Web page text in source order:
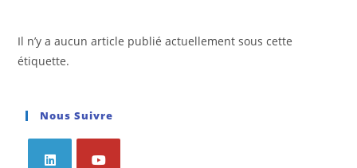
Il n’y a aucun article publié actuellement sous cette
étiquette.
Nous Suivre